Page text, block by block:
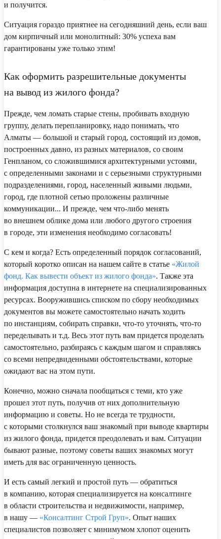
и получится.
Ситуация гораздо приятнее на сегодняшний день, если ваш
дом кирпичный или монолитный: 30% успеха вам
гарантированы уже только этим!
Как оформить разрешительные документы
на вывод из жилого фонда?
Прежде, чем ломать старые стены, пробивать входную
группу, делать перепланировку, надо понимать, что
Алматы — большой и старый город, состоящий из домов,
построенных давно, из разных материалов, со своим
Генпланом, со сложившимися архитектурными устоями,
с определенными законами и с серьезными структурными
подразделениями, город, населенный живыми людьми,
город, где плотной сетью проложены различные
коммуникации... И прежде, чем что-либо менять
во внешнем облике дома или любого другого строения
в городе, эти изменения необходимо согласовать!
С кем и когда? Есть определенный порядок согласований,
который коротко описан на нашем сайте в статье «Жилой
фонд. Как вывести объект из жилого фонда». Также эта
информация доступна в интернете на специализированных
ресурсах. Вооружившись списком по сбору необходимых
документов вы можете самостоятельно начать ходить
по инстанциям, собирать справки, что-то уточнять, что-то
переделывать и т.д. Весь этот путь вам придется проделать
самостоятельно, разбираясь с каждым шагом и справляясь
со всеми непредвиденными обстоятельствами, которые
ожидают вас на этом пути.
Конечно, можно сначала пообщаться с теми, кто уже
прошел этот путь, получив от них дополнительную
информацию и советы. Но не всегда те трудности,
с которыми столкнулся ваш знакомый при выводе квартиры
из жилого фонда, придется преодолевать и вам. Ситуации
бывают разные, поэтому советы ваших знакомых могут
иметь для вас ограниченную ценность.
И есть самый легкий и простой путь — обратиться
в компанию, которая специализируется на консалтинге
в области строительства и недвижимости, например,
в нашу — «Консалтинг Строй Груп». Опыт наших
специалистов позволяет с минимумом хлопот оценить